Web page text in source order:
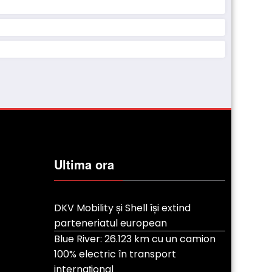
Ultima ora
DKV Mobility și Shell își extind
parteneriatul european
Blue River: 26.123 km cu un camion
100% electric în transport